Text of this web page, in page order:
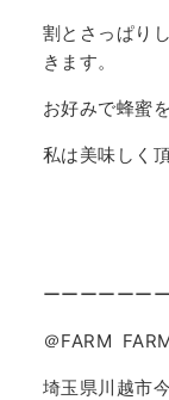
割とさっぱり
きます。
お好みで蜂蜜
私は美味しく
ーーーーーー
＠FARM
埼玉県川越市